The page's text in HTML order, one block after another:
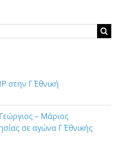
Γ΄ Εθνική
– Μάριος
σε αγώνα Γ΄ Εθνικής